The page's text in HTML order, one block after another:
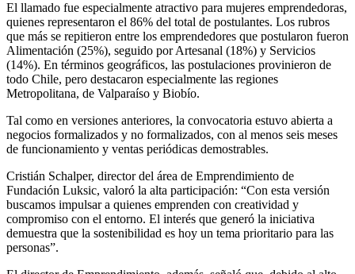
El llamado fue especialmente atractivo para mujeres emprendedoras,
quienes representaron el 86% del total de postulantes. Los rubros
que más se repitieron entre los emprendedores que postularon fueron
Alimentación (25%), seguido por Artesanal (18%) y Servicios
(14%). En términos geográficos, las postulaciones provinieron de
todo Chile, pero destacaron especialmente las regiones
Metropolitana, de Valparaíso y Biobío.
Tal como en versiones anteriores, la convocatoria estuvo abierta a
negocios formalizados y no formalizados, con al menos seis meses
de funcionamiento y ventas periódicas demostrables.
Cristián Schalper, director del área de Emprendimiento de
Fundación Luksic, valoró la alta participación: “Con esta versión
buscamos impulsar a quienes emprenden con creatividad y
compromiso con el entorno. El interés que generó la iniciativa
demuestra que la sostenibilidad es hoy un tema prioritario para las
personas”.